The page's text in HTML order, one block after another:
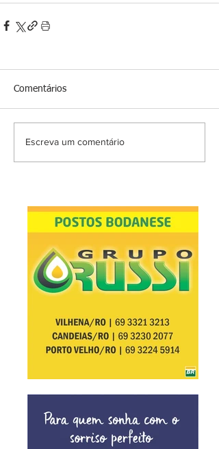
Comentários
Escreva um comentário